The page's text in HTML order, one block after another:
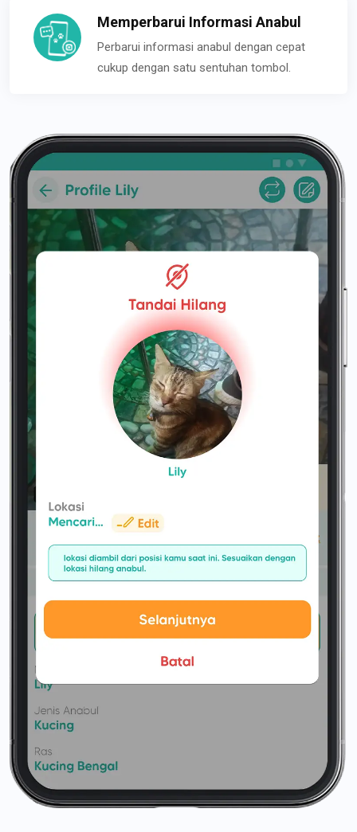
Memperbarui Informasi Anabul
Perbarui informasi anabul dengan cepat
cukup dengan satu sentuhan tombol.